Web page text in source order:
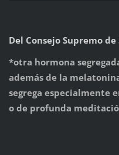
Del Consejo Supremo de
*otra hormona
además de la
segrega especialmente
o de profunda